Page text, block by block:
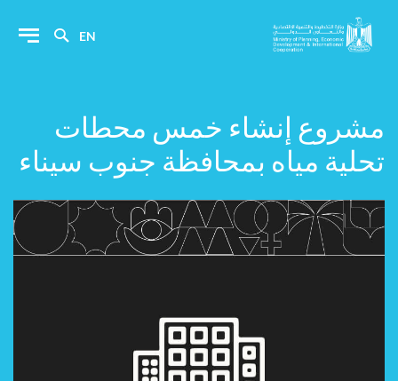
EN
مشروع إنشاء خمس محطات
تحلية مياه بمحافظة جنوب سيناء